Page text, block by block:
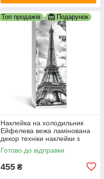
Топ продажів Подарунок
Наклейка на холодильник
Ейфелева вежа ламінована
декор техніки наклейки з
принтом 600х1800 мм
Готово до відправки
455 ₴